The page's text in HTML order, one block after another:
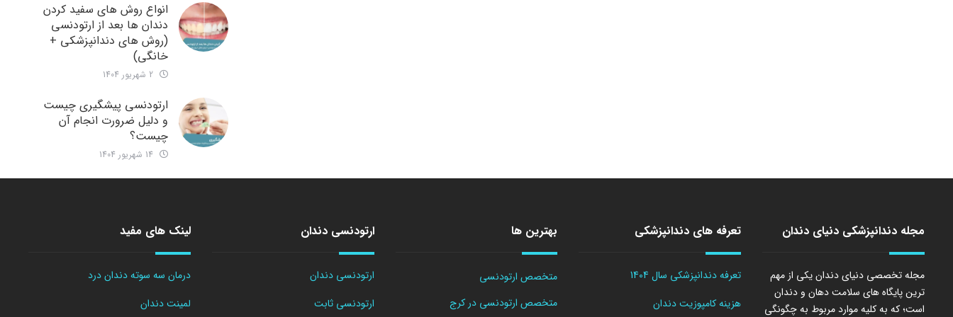
انواع روش های سفید کردن
دندان ها بعد از ارتودنسی
(روش های دندانپزشکی +
خانگی)
ارتودنسی پیشگیری چیست
و دلیل ضرورت انجام آن
چیست؟
مجله دندانپزشکی دنیای دندان
مجله تخصصی دنیای دندان یکی از مهم
ترین پایگاه های سلامت دهان و دندان
است؛ که به کلیه موارد مربوط به چگونگی
تعرفه های دندانپزشکی
تعرفه دندانپزشکی سال 1404
هزینه کامپوزیت دندان
بهترین ها
متخصص ارتودنسی
متخصص ارتودنسی در کرج
ارتودنسی دندان
ارتودنسی دندان
ارتودنسی ثابت
لینک های مفید
درمان سه سوته دندان درد
لمینت دندان